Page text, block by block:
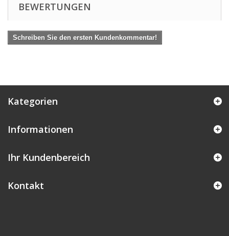
BEWERTUNGEN
Schreiben Sie den ersten Kundenkommentar!
Kategorien
Informationen
Ihr Kundenbereich
Kontakt